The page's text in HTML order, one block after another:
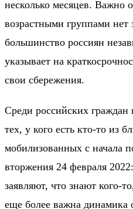
несколько месяцев. Важно
возрастными группами нет
большинство россиян
указывает на
свои сбережения.
Среди российских граждан
тех, у кого есть кто-то из
мобилизованных с начала
вторжения 24 февраля
заявляют, что знают кого-
еще более важна динамика